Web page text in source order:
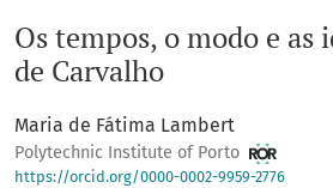
Os tempos, o modo e
de Carvalho
Maria de Fátima Lambert
Polytechnic Institute of Porto
https://orcid.org/0000-0002-9959-2776